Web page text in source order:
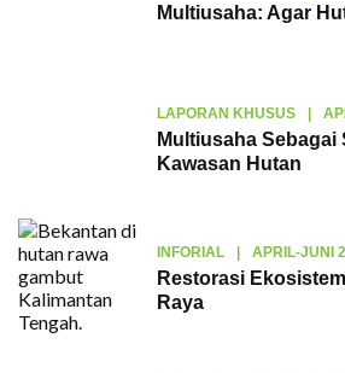
Multiusaha: Agar
LAPORAN KHUSUS |
Multiusaha
Kawasan Hutan
INFORIAL | APRIL-JUNI
Restorasi
Raya